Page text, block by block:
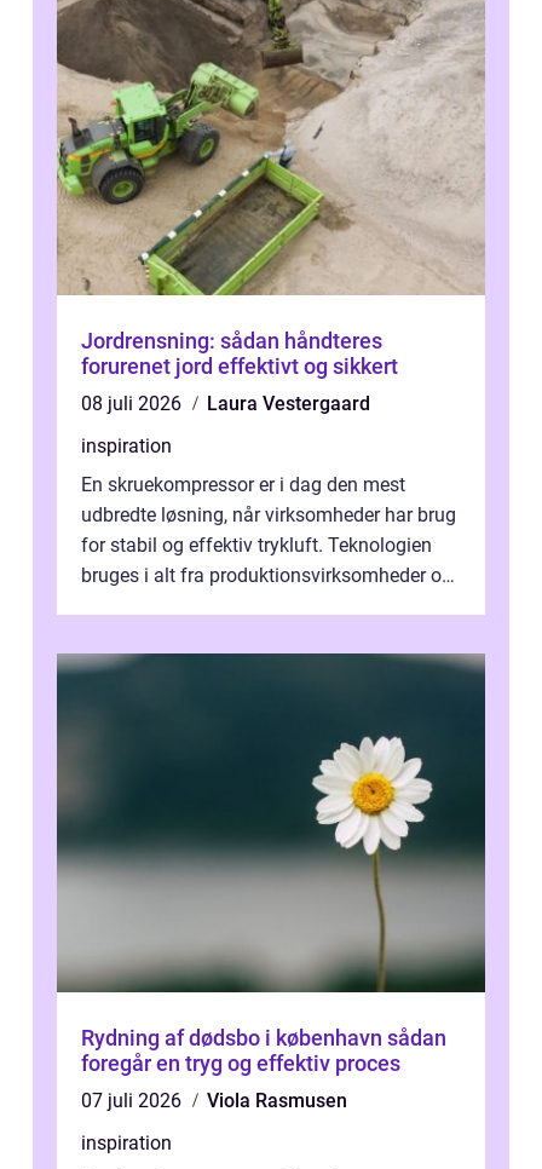
Jordrensning: sådan håndteres
forurenet jord effektivt og sikkert
08 juli 2026
Laura Vestergaard
inspiration
En skruekompressor er i dag den mest
udbredte løsning, når virksomheder har brug
for stabil og effektiv trykluft. Teknologien
bruges i alt fra produktionsvirksomheder og
Rydning af dødsbo i københavn sådan
foregår en tryg og effektiv proces
07 juli 2026
Viola Rasmusen
inspiration